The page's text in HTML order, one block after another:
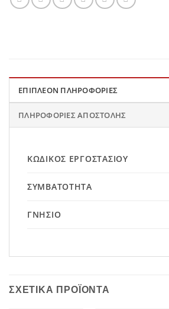
ΕΠΙΠΛΈΟΝ ΠΛΗΡΟΦΟΡΊΕΣ
ΠΛΗΡΟΦΟΡΊΕΣ ΑΠΟΣΤΟΛΉΣ
ΚΩΔΙΚΌΣ ΕΡΓΟΣΤΑΣΊΟΥ
ΣΥΜΒΑΤΌΤΗΤΑ
ΓΝΉΣΙΟ
ΣΧΕΤΙΚΆ ΠΡΟΪΌΝΤΑ